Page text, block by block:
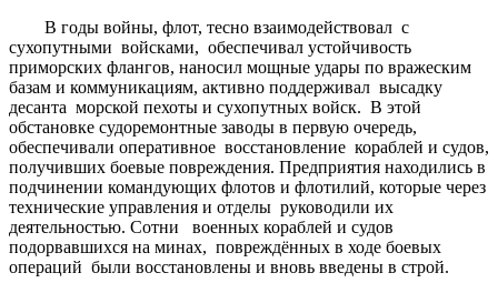
В годы войны, флот, тесно взаимодействовал с
сухопутными войсками, обеспечивал устойчивость
приморских флангов, наносил мощные удары по вражеским
базам и коммуникациям, активно поддерживал высадку
десанта морской пехоты и сухопутных войск. В этой
обстановке судоремонтные заводы в первую очередь,
обеспечивали оперативное восстановление кораблей и судов,
получивших боевые повреждения. Предприятия находились в
подчинении командующих флотов и флотилий, которые через
технические управления и отделы руководили их
деятельностью. Сотни военных кораблей и судов
подорвавшихся на минах, повреждённых в ходе боевых
операций были восстановлены и вновь введены в строй.